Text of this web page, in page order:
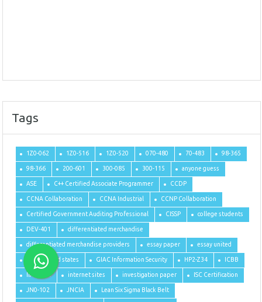
Tags
1Z0-062 1Z0-516 1Z0-520 070-480 70-483 98-365
98-366 200-601 300-085 300-115 anyone guess
ASE C++ Certified Associate Programmer CCDP
CCNA Collaboration CCNA Industrial CCNP Collaboration
Certified Government Auditing Professional CISSP college students
DEV-401 differentiated merchandise
differentiated merchandise providers essay paper essay united
essay united states GIAC Information Security HP2-Z34 ICBB
IIA-CCSA internet sites investigation paper ISC Certification
JN0-102 JNCIA Lean Six Sigma Black Belt